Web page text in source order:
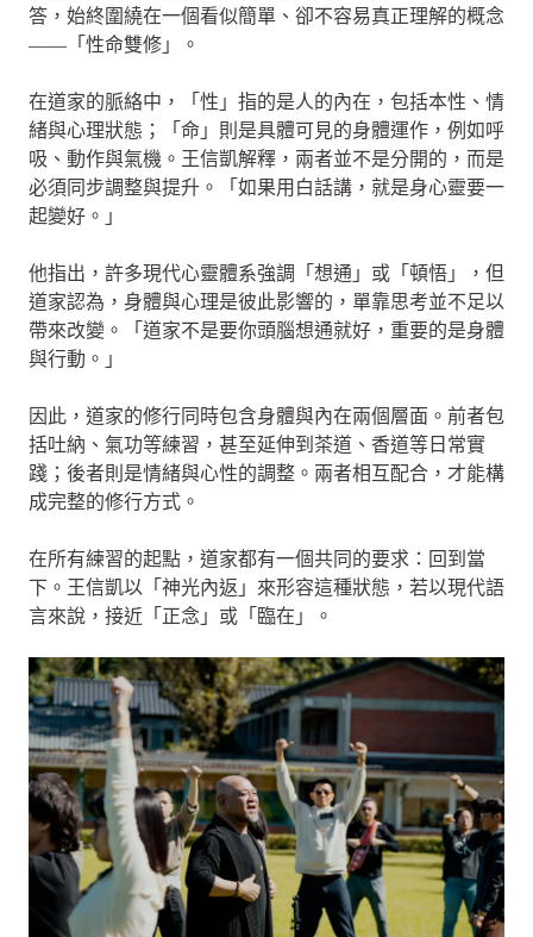
答，始終圍繞在一個看似簡單、卻不容易真正理解的概念
——「性命雙修」。
在道家的脈絡中，「性」指的是人的內在，包括本性、情
緒與心理狀態；「命」則是具體可見的身體運作，例如呼
吸、動作與氣機。王信凱解釋，兩者並不是分開的，而是
必須同步調整與提升。「如果用白話講，就是身心靈要一
起變好。」
他指出，許多現代心靈體系強調「想通」或「頓悟」，但
道家認為，身體與心理是彼此影響的，單靠思考並不足以
帶來改變。「道家不是要你頭腦想通就好，重要的是身體
與行動。」
因此，道家的修行同時包含身體與內在兩個層面。前者包
括吐納、氣功等練習，甚至延伸到茶道、香道等日常實
踐；後者則是情緒與心性的調整。兩者相互配合，才能構
成完整的修行方式。
在所有練習的起點，道家都有一個共同的要求：回到當
下。王信凱以「神光內返」來形容這種狀態，若以現代語
言來說，接近「正念」或「臨在」。